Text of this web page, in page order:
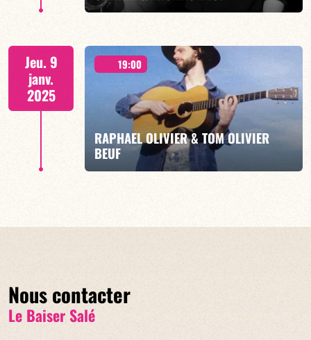
EN SAVOIR PLUS
Jeu. 9
janv.
2025
19:00
RAPHAEL OLIVIER & TOM OLIVIER
BEUF
EN SAVOIR PLUS
Nous contacter
Le Baiser Salé